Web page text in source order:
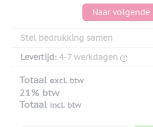
Naar volgende
Stel bedrukking samen
Levertijd: 4-7 werkdagen
Totaal excl. btw
21% btw
Totaal incl. btw